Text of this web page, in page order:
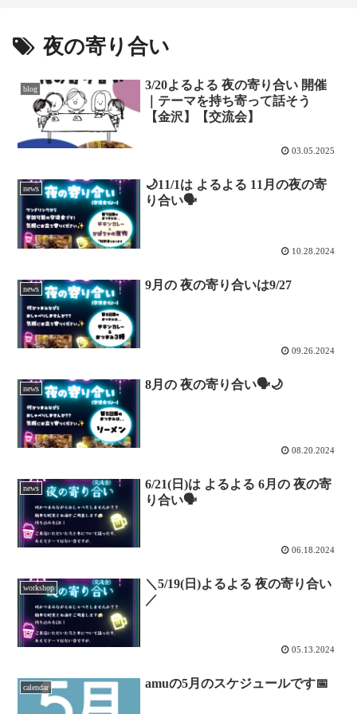
夜の寄り合い
blog
3/20よるよる 夜の寄り合い 開催
｜テーマを持ち寄って話そう
【金沢】【交流会】
03.05.2025
news
🌙11/1は よるよる 11月の夜の寄
り合い🗣
10.28.2024
news 9月の 夜の寄り合いは9/27
09.26.2024
news 8月の 夜の寄り合い🗣🌙
08.20.2024
news
6/21(日)は よるよる 6月の 夜の寄
り合い🗣
06.18.2024
workshop
＼5/19(日)よるよる 夜の寄り合い
／
05.13.2024
calendar amuの5月のスケジュールです📅